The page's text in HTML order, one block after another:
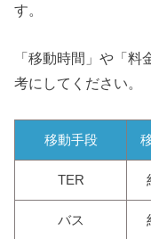
す。
「移動時間」や「
考にしてください。
移動手段
TER
バス